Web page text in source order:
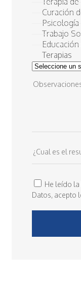
Curación
Psicología
Trabajo
Terapias
He leído la
Datos, acepto